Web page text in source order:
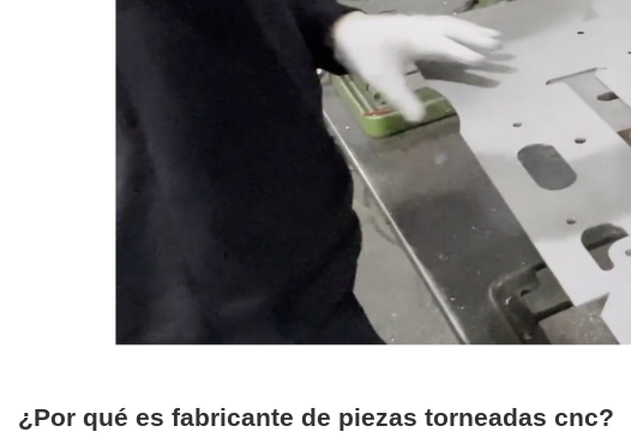
¿Por qué es fabricante de piezas torneadas cnc?